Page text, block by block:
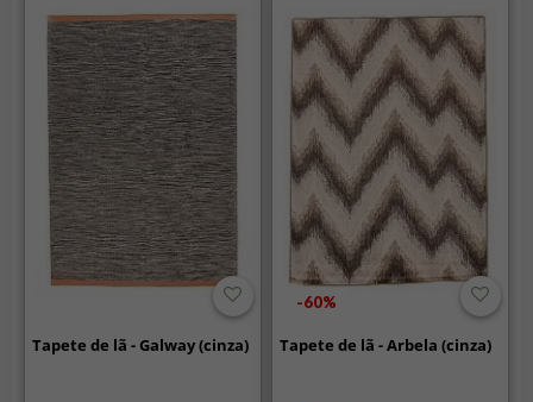
Tapete de lã - Galway (cinza)
-60%
Tapete de lã - Arbela (cinza)